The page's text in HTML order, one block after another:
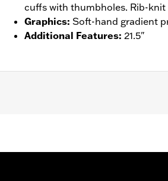
cuffs with thumbholes. Rib-knit
Graphics: Soft-hand gradient
Additional Features: 21.5"